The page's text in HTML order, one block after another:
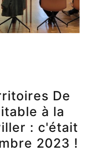
De
à la
: c'était
2023 !